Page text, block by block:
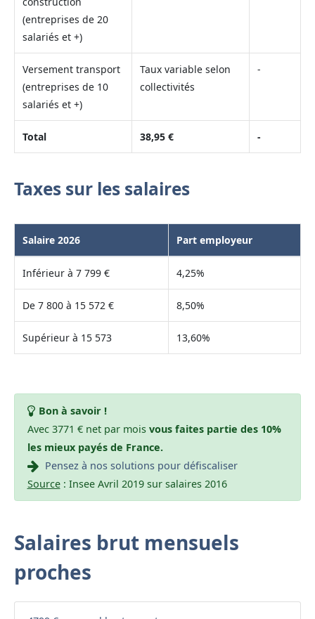
(entreprises de 20
salariés et +)
Versement transport
(entreprises de 10
salariés et +)
Taux variable selon
collectivités
-
Total 38,95 € -
Taxes sur les salaires
Salaire 2026 Part employeur
Inférieur à 7 799 € 4,25%
De 7 800 à 15 572 € 8,50%
Supérieur à 15 573 13,60%
Bon à savoir !
Avec 3771 € net par mois vous faites partie des 10%
les mieux payés de France.
Pensez à nos solutions pour défiscaliser
Source: Insee Avril 2019 sur salaires 2016
Salaires brut mensuels
proches